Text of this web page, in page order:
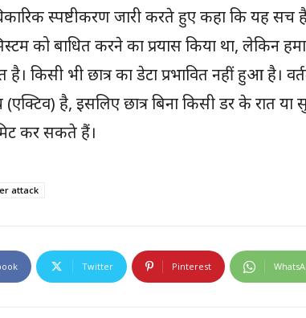
स्पष्टीकरण जारी करते हुए कहा कि यह सच
को बाधित करने का प्रयास किया था, लेकिन
किसी भी छात्र का डेटा प्रभावित नहीं हुआ है।
(एक्टिव) है, इसलिए छात्र बिना किसी डर के रात
कर सकते हैं।
attack
Twitter Pinterest